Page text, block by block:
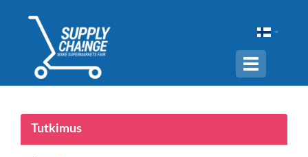
Navigation
ein-/
Tutkimus